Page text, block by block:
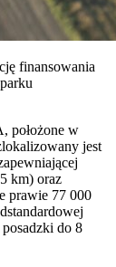
finansowania
położone w
jest
km) oraz
prawie 77 000
do 8